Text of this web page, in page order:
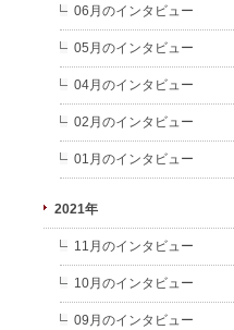
06月のインタビュー
05月のインタビュー
04月のインタビュー
02月のインタビュー
01月のインタビュー
2021年
11月のインタビュー
10月のインタビュー
09月のインタビュー